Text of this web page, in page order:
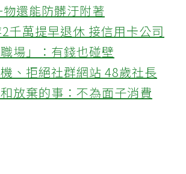
還能防髒汙附著
千萬提早退休 接信用卡公司
場」：有錢也碰壁
、拒絕社群網站 48歲社長
放棄的事：不為面子消費